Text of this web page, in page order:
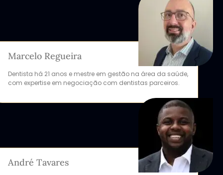
Marcelo Regueira
Dentista há 21 anos e mestre em gestão na área da saúde,
com expertise em negociação com dentistas parceiros.
André Tavares